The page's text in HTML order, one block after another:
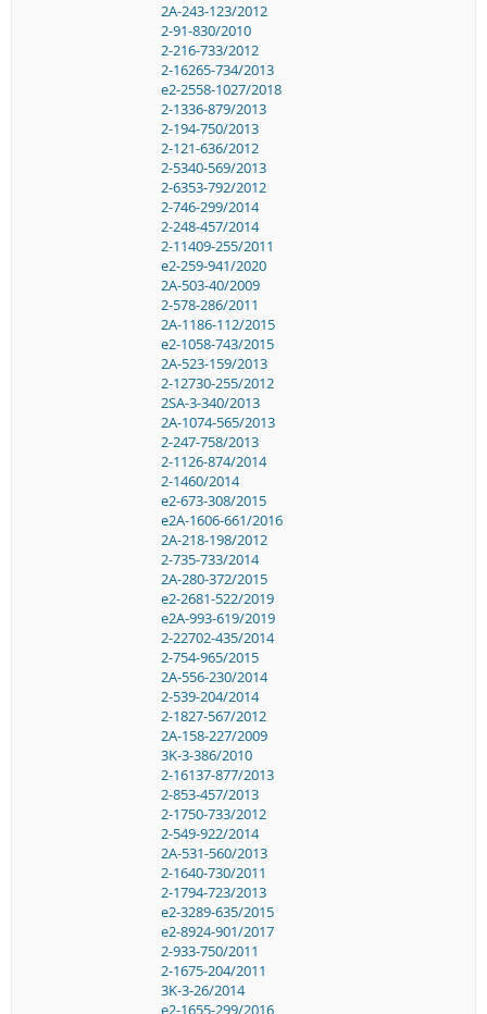
2A-243-123/2012
2-91-830/2010
2-216-733/2012
2-16265-734/2013
e2-2558-1027/2018
2-1336-879/2013
2-194-750/2013
2-121-636/2012
2-5340-569/2013
2-6353-792/2012
2-746-299/2014
2-248-457/2014
2-11409-255/2011
e2-259-941/2020
2A-503-40/2009
2-578-286/2011
2A-1186-112/2015
e2-1058-743/2015
2A-523-159/2013
2-12730-255/2012
2SA-3-340/2013
2A-1074-565/2013
2-247-758/2013
2-1126-874/2014
2-1460/2014
e2-673-308/2015
e2A-1606-661/2016
2A-218-198/2012
2-735-733/2014
2A-280-372/2015
e2-2681-522/2019
e2A-993-619/2019
2-22702-435/2014
2-754-965/2015
2A-556-230/2014
2-539-204/2014
2-1827-567/2012
2A-158-227/2009
3K-3-386/2010
2-16137-877/2013
2-853-457/2013
2-1750-733/2012
2-549-922/2014
2A-531-560/2013
2-1640-730/2011
2-1794-723/2013
e2-3289-635/2015
e2-8924-901/2017
2-933-750/2011
2-1675-204/2011
3K-3-26/2014
e2-1655-299/2016